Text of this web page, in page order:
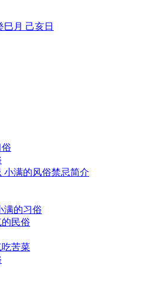
月 己亥日
小满的风俗禁忌简介
满的习俗
民俗
苦菜